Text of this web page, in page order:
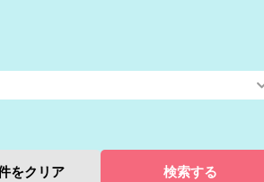
検索する
をクリア